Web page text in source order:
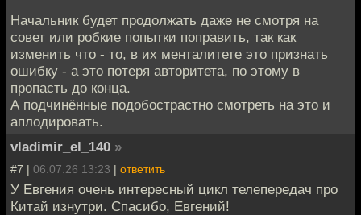
Начальник будет продолжать даже не смотря на
совет или робкие попытки поправить, так как
изменить что - то, в их менталитете это признать
ошибку - а это потеря авторитета, по этому в
пропасть до конца.
А подчинённые подобострастно смотреть на это и
аплодировать.
vladimir_el_140 »
#7 | 06.07.26 13:23 | ответить
У Евгения очень интересный цикл телепередач про
Китай изнутри. Спасибо, Евгений!